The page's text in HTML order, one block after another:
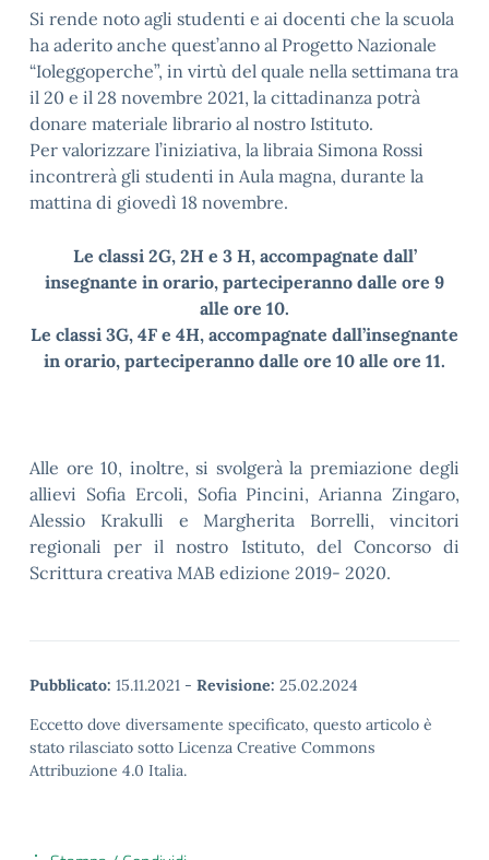
Si rende noto agli studenti e ai docenti che la scuola
ha aderito anche quest’anno al Progetto Nazionale
“Ioleggoperche”, in virtù del quale nella settimana tra
il 20 e il 28 novembre 2021, la cittadinanza potrà
donare materiale librario al nostro Istituto.
Per valorizzare l’iniziativa, la libraia Simona Rossi
incontrerà gli studenti in Aula magna, durante la
mattina di giovedì 18 novembre.
Le classi 2G, 2H e 3 H, accompagnate dall’
insegnante in orario, parteciperanno dalle ore 9
alle ore 10.
Le classi 3G, 4F e 4H, accompagnate dall’insegnante
in orario, parteciperanno dalle ore 10 alle ore 11.
Alle ore 10, inoltre, si svolgerà la premiazione degli
allievi Sofia Ercoli, Sofia Pincini, Arianna Zingaro,
Alessio Krakulli e Margherita Borrelli, vincitori
regionali per il nostro Istituto, del Concorso di
Scrittura creativa MAB edizione 2019- 2020.
Pubblicato: 15.11.2021 - Revisione: 25.02.2024
Eccetto dove diversamente specificato, questo articolo è
stato rilasciato sotto Licenza Creative Commons
Attribuzione 4.0 Italia.